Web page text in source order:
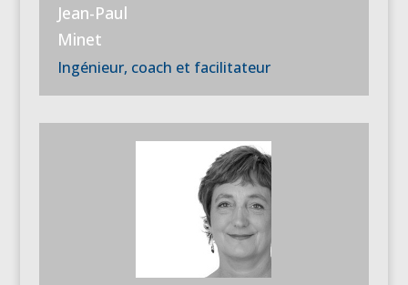
Jean-Paul
Minet
Ingénieur, coach et facilitateur